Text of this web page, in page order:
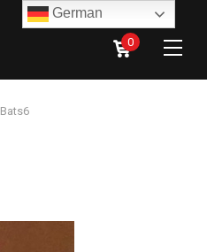
0
Bats6
German